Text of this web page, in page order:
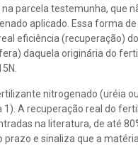
parcela testemunha, que
aplicado. Essa forma
eficiência (recuperação)
daquela originária do
nitrogenado (uréia
A recuperação real do
na literatura, de até
e sinaliza que a